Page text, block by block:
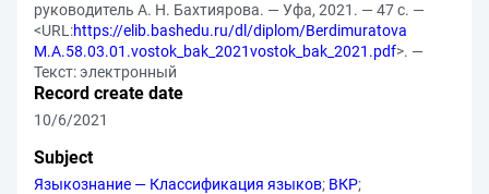
руководитель А. Н. Бахтиярова. — Уфа, 2021. — 47 с. —
<URL:https://elib.bashedu.ru/dl/diplom/Berdimuratova
M.A.58.03.01.vostok_bak_2021vostok_bak_2021.pdf>. —
Текст: электронный
Record create date
10/6/2021
Subject
Языкознание — Классификация языков; ВКР;